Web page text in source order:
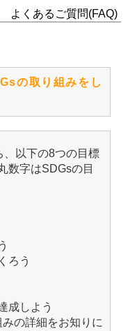
よくあるご質問(FAQ)
の取り組みをし
、以下の8つの目標
数字はSDGsの目
ろう
成しよう
の詳細をお知りに